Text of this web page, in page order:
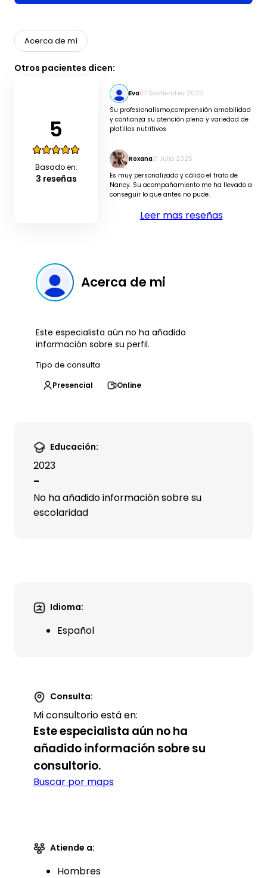
Acerca de mí
Otros pacientes dicen:
5
Basado en:
3 reseñas
Eva07 Septiembre 2025
Su profesionalismo,comprensión amabilidad
y confianza su atención plena y variedad de
platillos nutritivos
Roxana31 Julio 2025
Es muy personalizado y cálido el trato de
Nancy. Su acompañamiento me ha llevado a
conseguir lo que antes no pude.
Leer mas reseñas
Acerca de mi
Este especialista aún no ha añadido
información sobre su perfil.
Tipo de consulta
Presencial
Online
Educación:
2023
-
No ha añadido información sobre su
escolaridad
Idioma:
Español
Consulta:
Mi consultorio está en:
Este especialista aún no ha
añadido información sobre su
consultorio.
Buscar por maps
Atiende a:
Hombres